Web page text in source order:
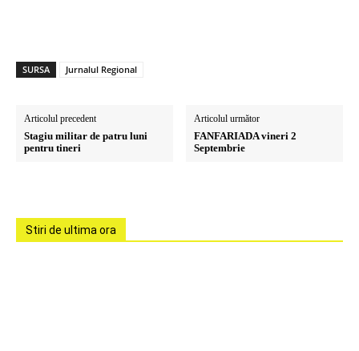
SURSA Jurnalul Regional
Articolul precedent
Stagiu militar de patru luni
pentru tineri
Articolul următor
FANFARIADA vineri 2
Septembrie
Stiri de ultima ora